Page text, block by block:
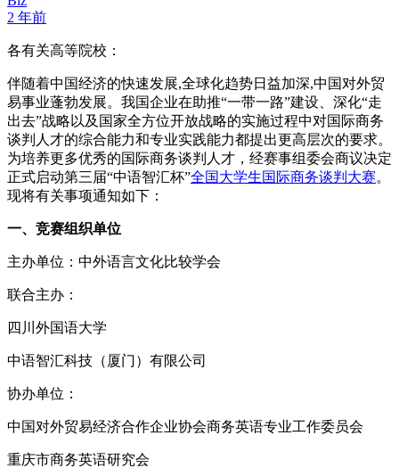
2 年前
各有关高等院校：
伴随着中国经济的快速发展,全球化趋势日益加深,中国对外贸
易事业蓬勃发展。我国企业在助推“一带一路”建设、深化“走
出去”战略以及国家全方位开放战略的实施过程中对国际商务
谈判人才的综合能力和专业实践能力都提出更高层次的要求。
为培养更多优秀的国际商务谈判人才，经赛事组委会商议决定
正式启动第三届“中语智汇杯”全国大学生国际商务谈判大赛。
现将有关事项通知如下：
一、竞赛组织单位
主办单位：中外语言文化比较学会
联合主办：
四川外国语大学
中语智汇科技（厦门）有限公司
协办单位：
中国对外贸易经济合作企业协会商务英语专业工作委员会
重庆市商务英语研究会